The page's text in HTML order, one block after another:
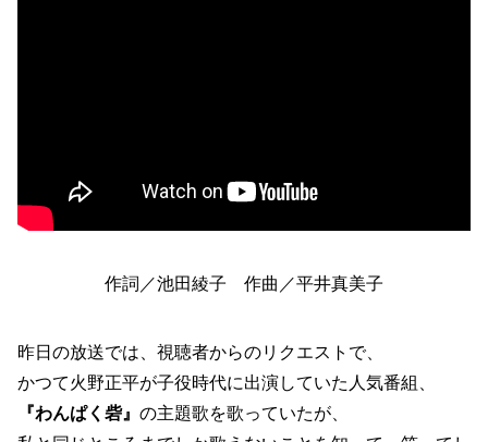
作詞／池田綾子 作曲／平井真美子
昨日の放送では、視聴者からのリクエストで、
かつて火野正平が子役時代に出演していた人気番組、
『わんぱく砦』 の主題歌を歌っていたが、